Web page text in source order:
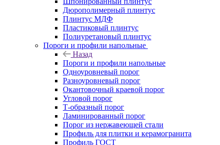
Дюрополимерный плинтус
Плинтус МДФ
Пластиковый плинтус
Полиуретановый плинтус
Пороги и профили напольные
Назад
Пороги и профили напольные
Одноуровневый порог
Разноуровневый порог
Окантовочный краевой порог
Угловой порог
Т-образный порог
Ламинированный порог
Порог из нержавеющей стали
Профиль для плитки и керамогранита
Профиль ГОСТ